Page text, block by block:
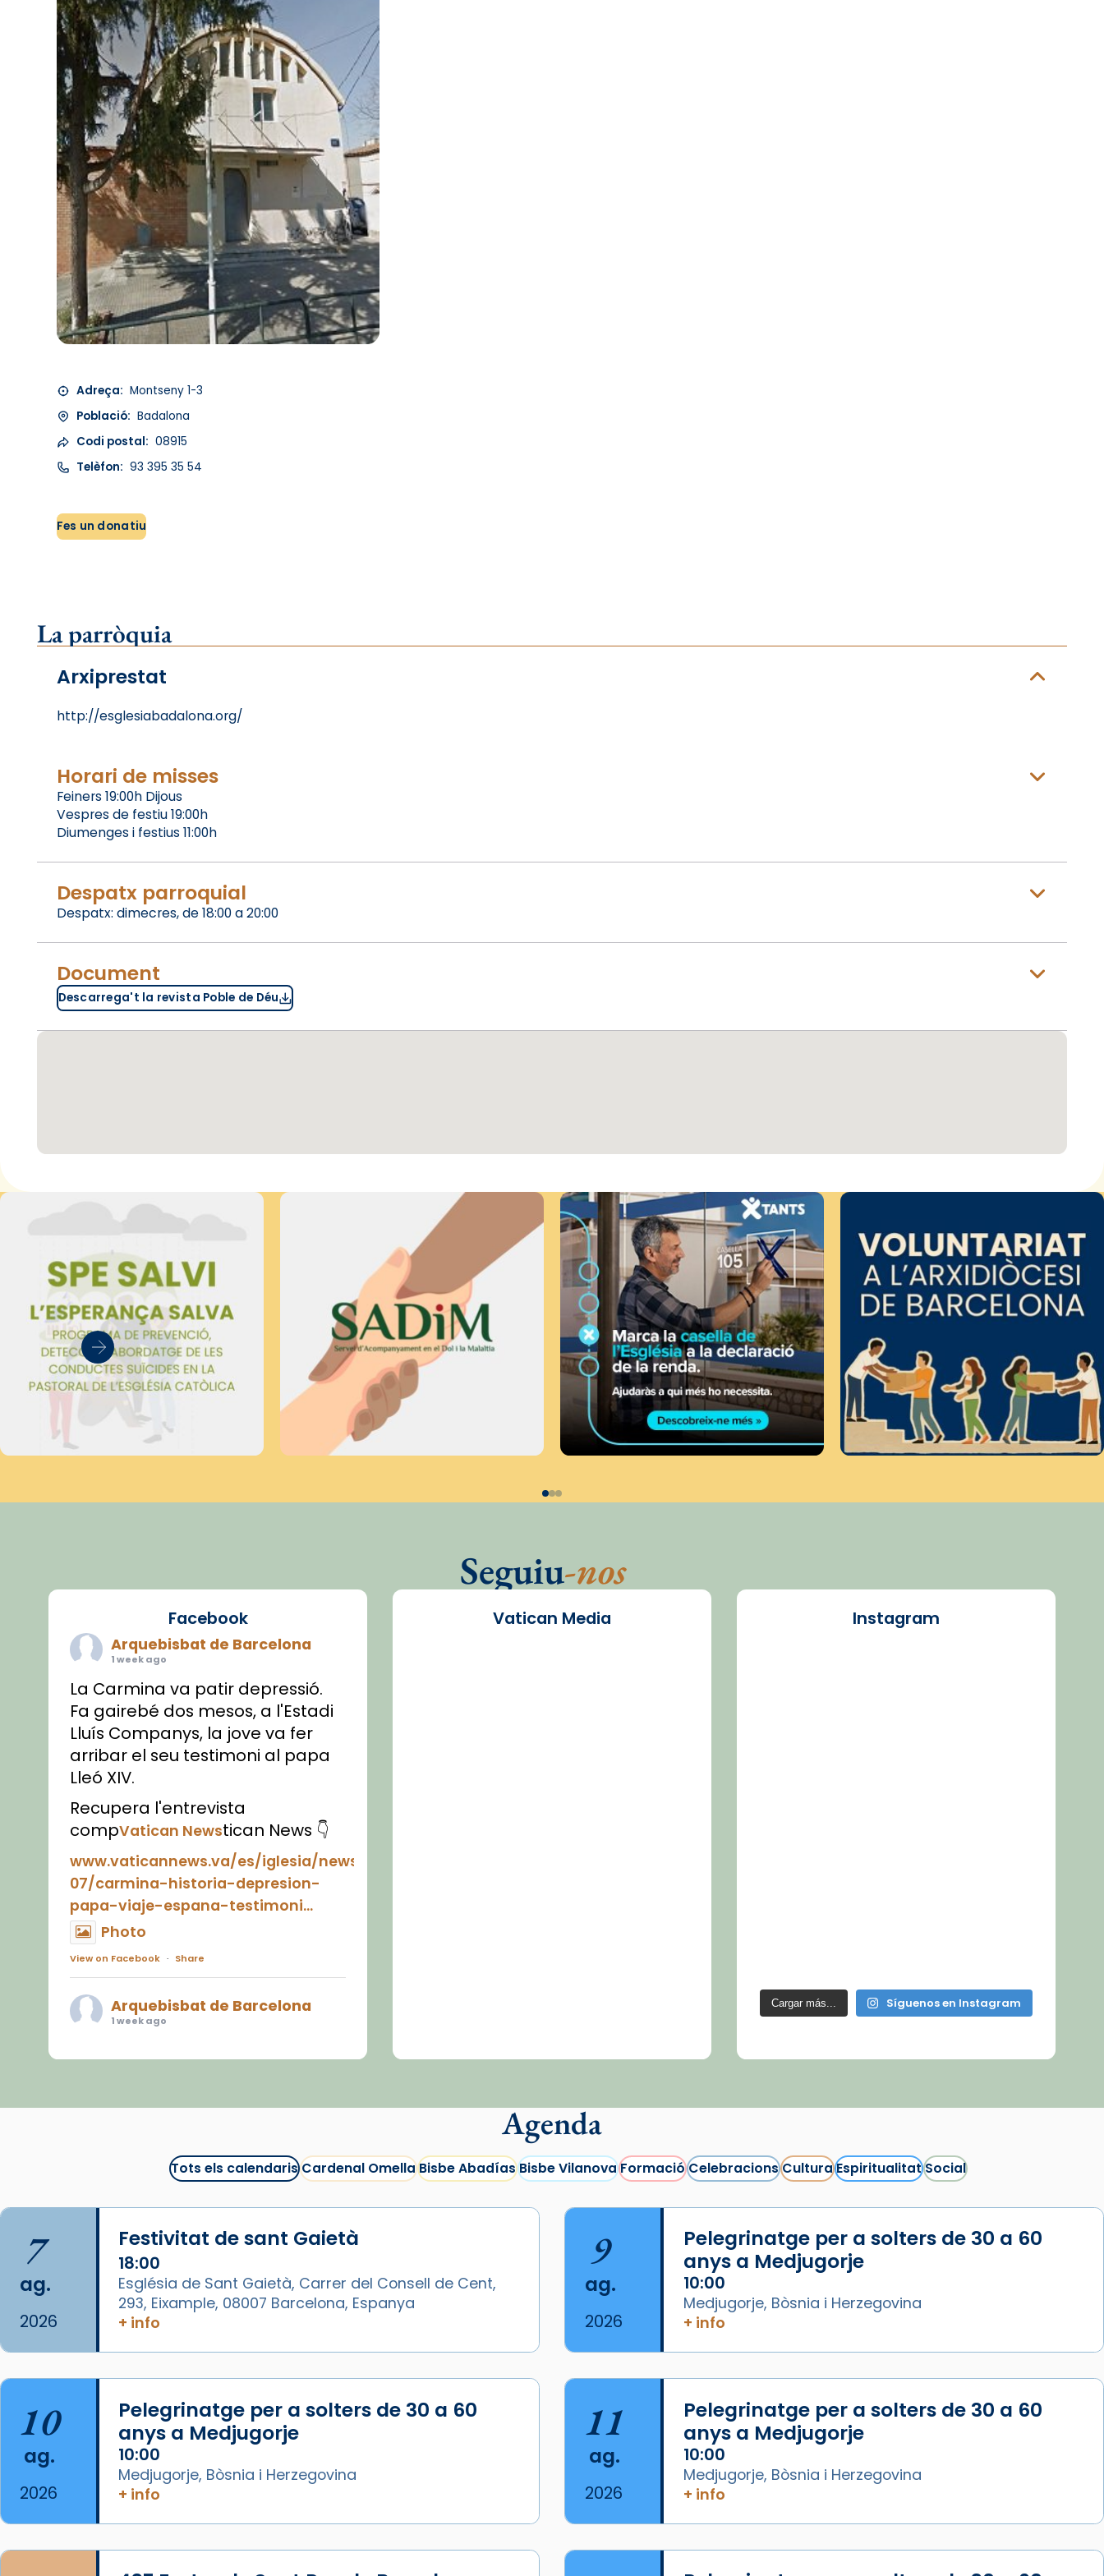
Adreça: Montseny 1-3
Població: Badalona
Codi postal: 08915
Telèfon: 93 395 35 54
Fes un donatiu
La parròquia
Arxiprestat
http://esglesiabadalona.org/
Horari de misses
Feiners 19:00h Dijous
Vespres de festiu 19:00h
Diumenges i festius 11:00h
Despatx parroquial
Despatx: dimecres, de 18:00 a 20:00
Document
Descarrega't la revista Poble de Déu
Seguiu-nos
Facebook
Arquebisbat de Barcelona
1 week ago
La Carmina va patir depressió.
Fa gairebé dos mesos, a l'Estadi
Lluís Companys, la jove va fer
arribar el seu testimoni al papa
Lleó XIV.
Recupera l'entrevista
compVatican Newstican News 👇
www.vaticannews.va/es/iglesia/news/2026-
07/carmina-historia-depresion-
papa-viaje-espana-testimoni...
Photo
View on Facebook · Share
Arquebisbat de Barcelona
1 week ago
juliol la missa de Les Santes de
📸 J. Merino
Photo
View on Facebook · Share
Arquebisbat de Barcelonais at
1 week ago
Aquest dilluns, 27 de juliol, ha
tingut lloc la missa d’acció de
gràcies en agraïment al comitè
organitzador de la visita
apostòlica del Sant Pare Lleó XIV
a Barcelona, i als col·laboradors,
Vatican Media Instagram
Cargar más... Síguenos en Instagram
Agenda
Tots els calendarisCardenal OmellaBisbe AbadíasBisbe VilanovaFormacióCelebracionsCulturaEspiritualitatSocial
7
ag.
2026
Festivitat de sant Gaietà
18:00
Església de Sant Gaietà, Carrer del Consell de Cent,
293, Eixample, 08007 Barcelona, Espanya
+ info
9
ag.
2026
Pelegrinatge per a solters de 30 a 60
anys a Medjugorje
10:00
Medjugorje, Bòsnia i Herzegovina
+ info
10
ag.
2026
Pelegrinatge per a solters de 30 a 60
anys a Medjugorje
10:00
Medjugorje, Bòsnia i Herzegovina
+ info
11
ag.
2026
Pelegrinatge per a solters de 30 a 60
anys a Medjugorje
10:00
Medjugorje, Bòsnia i Herzegovina
+ info